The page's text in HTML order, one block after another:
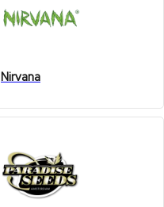
Nirvana